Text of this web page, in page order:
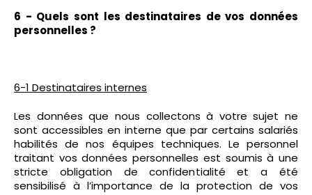
6 - Quels sont les destinataires de vos données
personnelles ?
6-1 Destinataires internes
Les données que nous collectons à votre sujet ne
sont accessibles en interne que par certains salariés
habilités de nos équipes techniques. Le personnel
traitant vos données personnelles est soumis à une
stricte obligation de confidentialité et a été
sensibilisé à l’importance de la protection de vos